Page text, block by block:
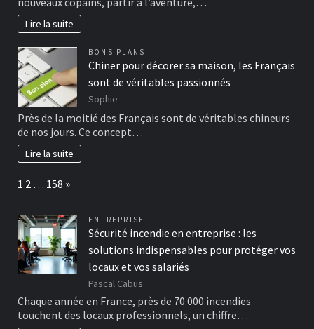
Lire la suite
BONS PLANS
Chiner pour décorer sa maison, les Français
sont de véritables passionnés
Sophie
Près de la moitié des Français sont de véritables chineurs
de nos jours. Ce concept…
Lire la suite
Page:
1 2 … 158 Next
»
ENTREPRISE
Sécurité incendie en entreprise : les
solutions indispensables pour protéger vos
locaux et vos salariés
Pascal Cabus
Chaque année en France, près de 70 000 incendies
touchent des locaux professionnels, un chiffre…